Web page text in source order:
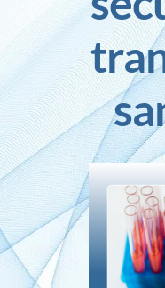
Inlog recrute
Contact